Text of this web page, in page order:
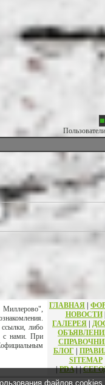
Пользователи
либо
нами. При
ГЛАВНАЯ |
НОВОСТИ|
ГАЛЕРЕЯ |
БЛОГ |
SITEMAP
|PDA||
файлов cookies